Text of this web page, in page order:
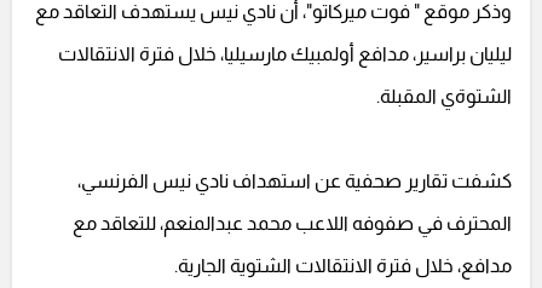
وذكر موقع " فوت ميركاتو"، أن نادي نيس يستهدف التعاقد مع
ليليان براسير، مدافع أولمبيك مارسيليا، خلال فترة الانتقالات
الشتوةي المقبلة.
كشفت تقارير صحفية عن استهداف نادي نيس الفرنسي،
المحترف في صفوفه اللاعب محمد عبدالمنعم، للتعاقد مع
مدافع، خلال فترة الانتقالات الشتوية الجارية.